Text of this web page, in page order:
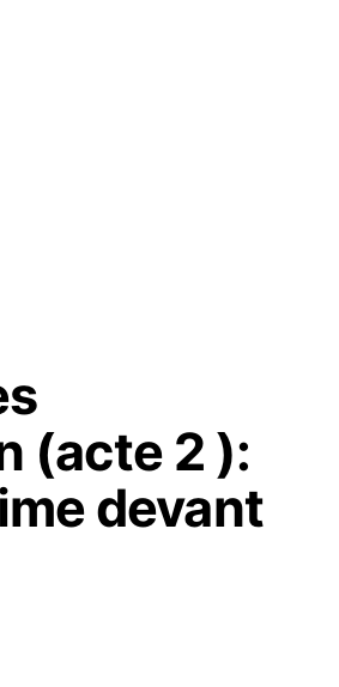
(acte 2 ):
devant